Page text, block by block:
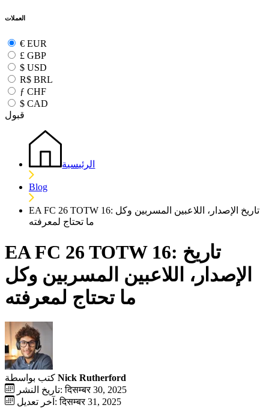
العملات
€ EUR
£ GBP
$ USD
R$ BRL
ƒ CHF
$ CAD
قبول
الرئيسية
Blog
EA FC 26 TOTW 16: تاريخ الإصدار، اللاعبين المسربين وكل
ما تحتاج لمعرفته
EA FC 26 TOTW 16: تاريخ
الإصدار، اللاعبين المسربين وكل
ما تحتاج لمعرفته
كتب بواسطة Nick Rutherford
تاريخ النشر: दिसम्बर 30, 2025
آخر تعديل: दिसम्बर 31, 2025